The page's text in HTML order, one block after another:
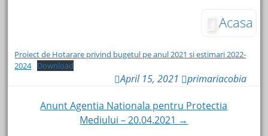
Acasa
Proiect de Hotarare privind bugetul pe anul 2021 si estimari 2022-
2024 Download
April 15, 2021 primariacobia
PostAnunt Agentia Nationala pentru Protectia
Mediului – 20.04.2021 →